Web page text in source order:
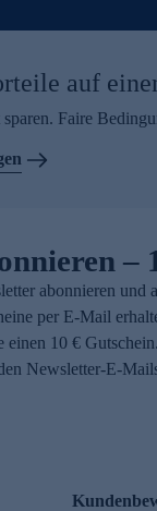
auf
Faire
–
abonnieren und
per E-Mail
einen 10 €
Newsletter-E-